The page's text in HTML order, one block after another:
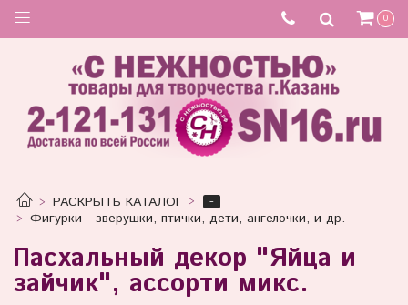
0
РАСКРЫТЬ КАТАЛОГ
-
Фигурки - зверушки, птички, дети, ангелочки, и др.
Пасхальный декор "Яйца и
зайчик", ассорти микс.
Товар отсутствует